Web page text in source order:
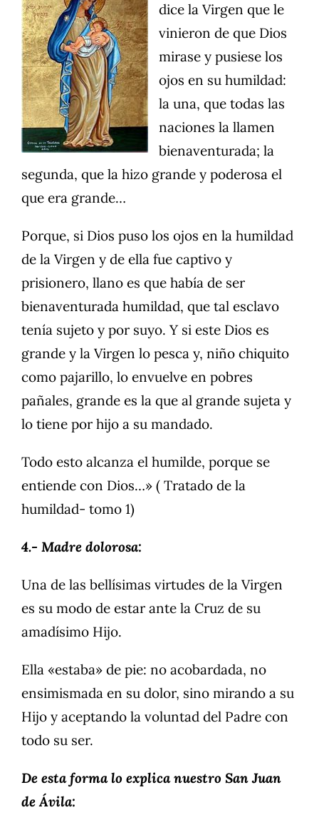
dice la Virgen que le
vinieron de que Dios
mirase y pusiese los
ojos en su humildad:
la una, que todas las
naciones la llamen
bienaventurada; la
segunda, que la hizo grande y poderosa el
que era grande…
Porque, si Dios puso los ojos en la humildad
de la Virgen y de ella fue captivo y
prisionero, llano es que había de ser
bienaventurada humildad, que tal esclavo
tenía sujeto y por suyo. Y si este Dios es
grande y la Virgen lo pesca y, niño chiquito
como pajarillo, lo envuelve en pobres
pañales, grande es la que al grande sujeta y
lo tiene por hijo a su mandado.
Todo esto alcanza el humilde, porque se
entiende con Dios…» ( Tratado de la
humildad- tomo 1)
4.- Madre dolorosa:
Una de las bellísimas virtudes de la Virgen
es su modo de estar ante la Cruz de su
amadísimo Hijo.
Ella «estaba» de pie: no acobardada, no
ensimismada en su dolor, sino mirando a su
Hijo y aceptando la voluntad del Padre con
todo su ser.
De esta forma lo explica nuestro San Juan
de Ávila: